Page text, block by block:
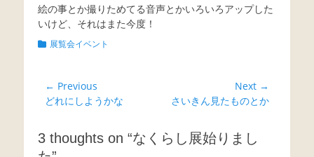
絵の事とか撮りためてる音声とかいろいろアップした
いけど、それはまた今度！
Categories
展覧会イベント
投
稿
ビ
← Previous
Previous
どれにしようかな
Next →
Nextさいきん見たものとか
3 thoughts on “なくらし展始りまし